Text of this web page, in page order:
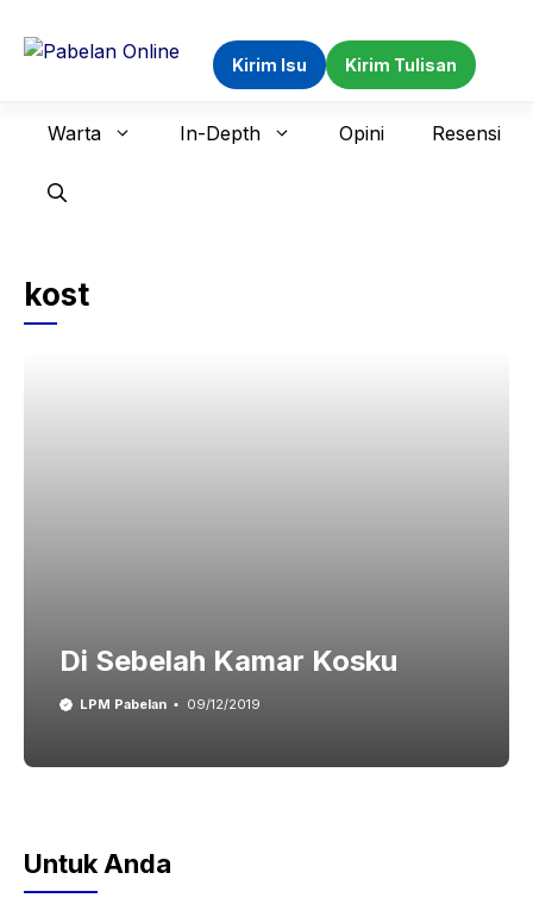
Kirim Isu Kirim Tulisan
Warta In-Depth Opini Resensi
kost
Di Sebelah Kamar Kosku
LPM Pabelan 09/12/2019
Untuk Anda